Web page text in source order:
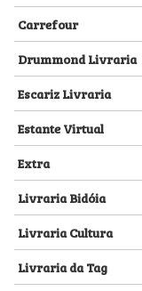
Carrefour
Drummond Livraria
Escariz Livraria
Estante Virtual
Extra
Livraria Bidóia
Livraria Cultura
Livraria da Tag